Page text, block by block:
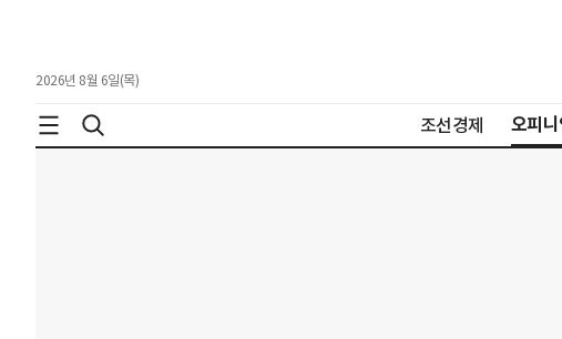
2026년 8월 6일(목)
조선경제 오피